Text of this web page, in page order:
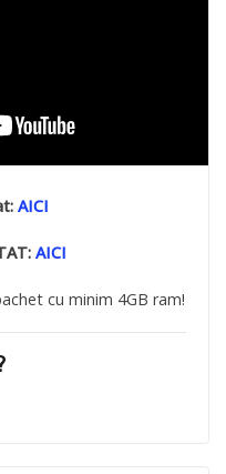
AICI
AICI
cu minim 4GB ram!